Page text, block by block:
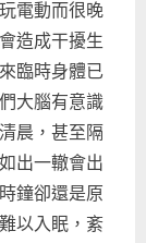
電動而很晚
造成干擾生
臨時身體已
大腦有意識
晨，甚至隔
出一轍會出
鐘卻還是原
以入眠，紊